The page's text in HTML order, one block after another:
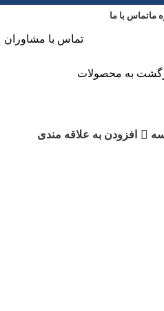
ماتماس با ما
تماس با مشاوران
به محصولات
افزودن به علاقه مندی